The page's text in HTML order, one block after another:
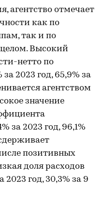
агентство отмечает
как по
так и по
Высокий
нетто по
2023 год, 65,9% за
агентством
значение
за 2023 год, 96,1%
позитивных
доля расходов
2023 год, 30,3% за 9